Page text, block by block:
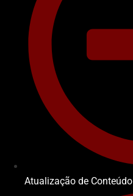
Atualização de Conteúdo